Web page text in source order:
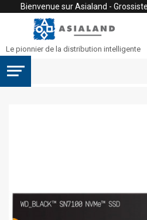
Bienvenue sur Asialand -
Le pionnier de la distribution intelligente